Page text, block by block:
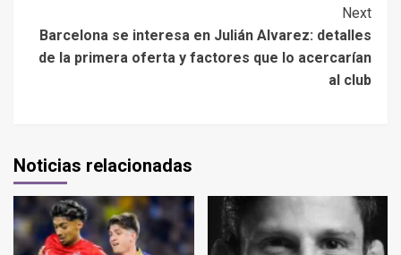
Next
Barcelona se interesa en Julián Alvarez: detalles
de la primera oferta y factores que lo acercarían
al club
Noticias relacionadas